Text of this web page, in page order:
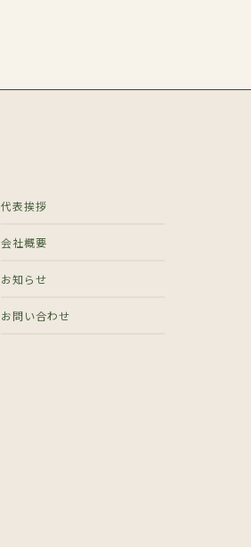
代表挨拶
会社概要
お知らせ
お問い合わせ